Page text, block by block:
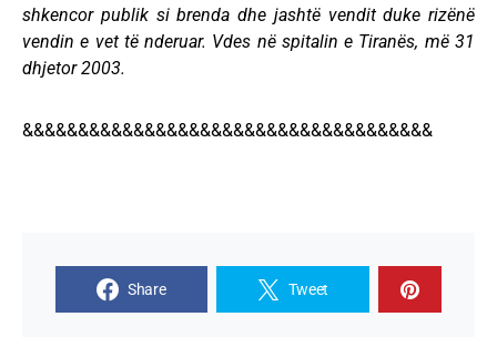
shkencor publik si brenda dhe jashtë vendit duke rizënë
vendin e vet të nderuar. Vdes në spitalin e Tiranës, më 31
dhjetor 2003.
&&&&&&&&&&&&&&&&&&&&&&&&&&&&&&&&&&&&&
Share Tweet